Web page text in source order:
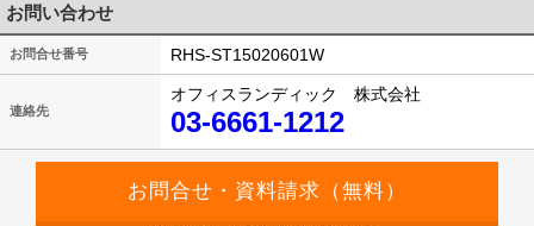
お問い合わせ
お問合せ番号 RHS-ST15020601W
連絡先
オフィスランディック 株式会社
03-6661-1212